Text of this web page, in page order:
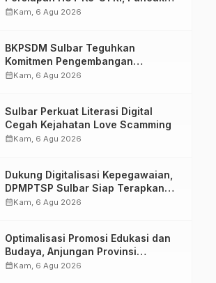
Upacara di Lapangan Ahmad
calendar_monthKam, 6 Agu 2026
BKPSDM Sulbar Teguhkan
Komitmen Pengembangan
Kompetensi ASN melalui
calendar_monthKam, 6 Agu 2026
Sulbar Perkuat Literasi Digital
Cegah Kejahatan Love Scamming
calendar_monthKam, 6 Agu 2026
Dukung Digitalisasi Kepegawaian,
DPMPTSP Sulbar Siap Terapkan
Aplikasi FLEKSI ASN
calendar_monthKam, 6 Agu 2026
Optimalisasi Promosi Edukasi dan
Budaya, Anjungan Provinsi
Sulawesi Barat Perkuat Kolaborasi
calendar_monthKam, 6 Agu 2026